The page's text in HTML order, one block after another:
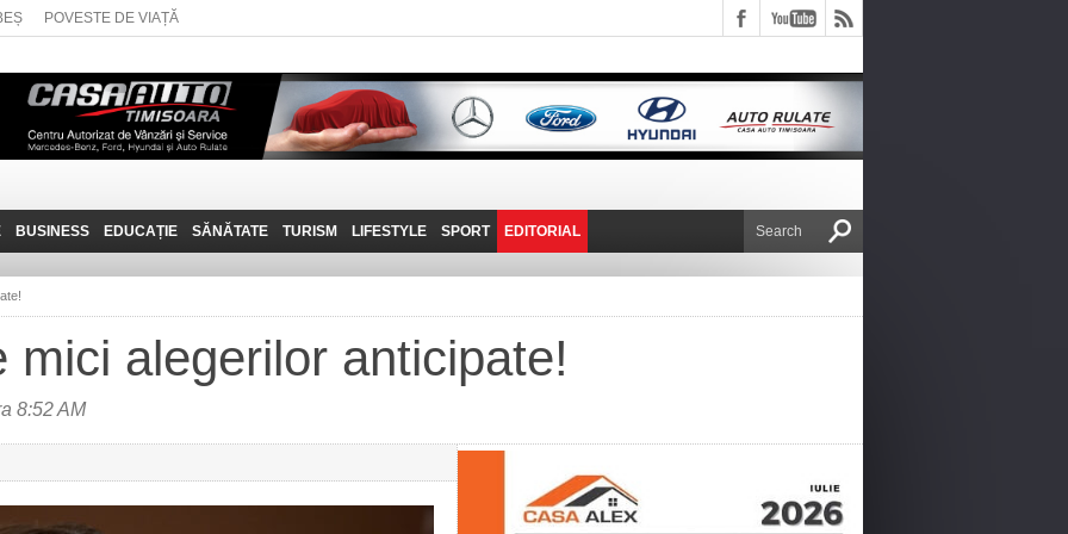
POVESTE DE VIAȚĂ
BUSINESS
JOB-URI
TEHNIT
EDUCAȚIE SĂNĂTATE TURISM
PRIN MUNȚII
FANTASTICUL BANAT
LIFESTYLE
POVESTE DE VIAȚĂ
SPORT EDITORIAL
DE VICTOR NAFIRU
mici alegerilor anticipate!
8:52 AM